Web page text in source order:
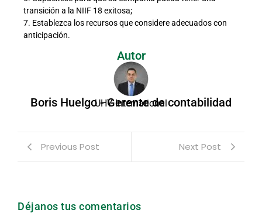
transición a la NIIF 18 exitosa;
7. Establezca los recursos que considere adecuados con
anticipación.
Autor
Boris Huelgo - Gerente de contabilidad
UHY International
Previous Post Next Post
Déjanos tus comentarios